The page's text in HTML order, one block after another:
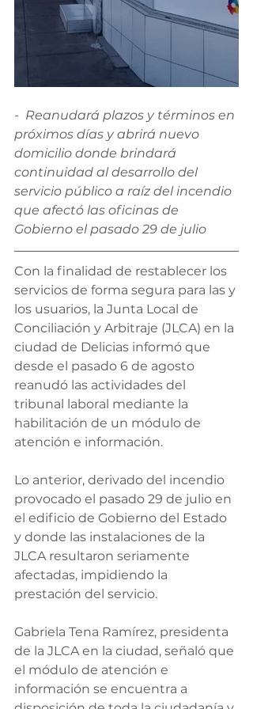
-  Reanudará plazos y términos en
próximos días y abrirá nuevo
domicilio donde brindará
continuidad al desarrollo del
servicio público a raíz del incendio
que afectó las oficinas de
Gobierno el pasado 29 de julio
Con la finalidad de restablecer los
servicios de forma segura para las y
los usuarios, la Junta Local de
Conciliación y Arbitraje (JLCA) en la
ciudad de Delicias informó que
desde el pasado 6 de agosto
reanudó las actividades del
tribunal laboral mediante la
habilitación de un módulo de
atención e información.
Lo anterior, derivado del incendio
provocado el pasado 29 de julio en
el edificio de Gobierno del Estado
y donde las instalaciones de la
JLCA resultaron seriamente
afectadas, impidiendo la
prestación del servicio.
Gabriela Tena Ramírez, presidenta
de la JLCA en la ciudad, señaló que
el módulo de atención e
información se encuentra a